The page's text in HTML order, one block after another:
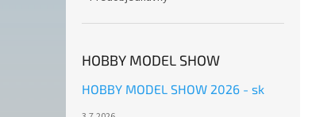
HOBBY MODEL SHOW
HOBBY MODEL SHOW 2026 - sk